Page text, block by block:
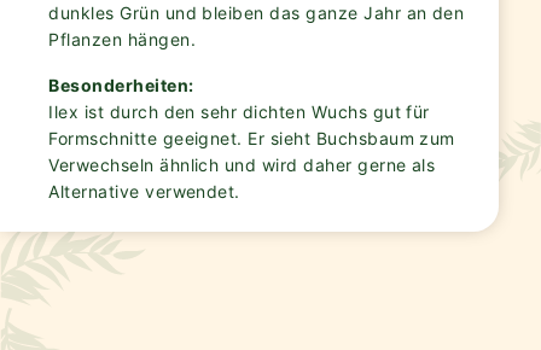
dunkles Grün und bleiben das ganze Jahr an den
Pflanzen hängen.
Besonderheiten:
Ilex ist durch den sehr dichten Wuchs gut für
Formschnitte geeignet. Er sieht Buchsbaum zum
Verwechseln ähnlich und wird daher gerne als
Alternative verwendet.